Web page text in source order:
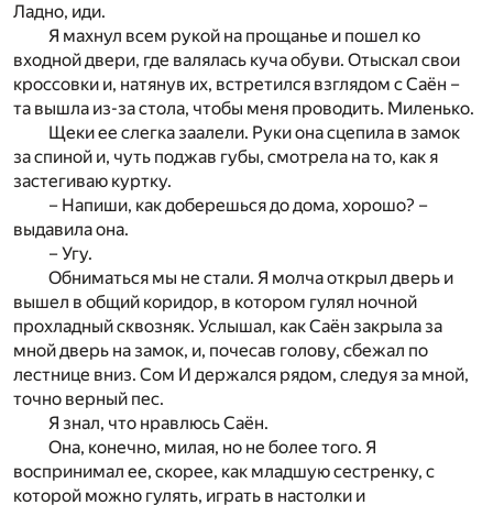
Ладно, иди.
Я махнул всем рукой на прощанье и пошел ко
входной двери, где валялась куча обуви. Отыскал свои
кроссовки и, натянув их, встретился взглядом с Саён –
та вышла из-за стола, чтобы меня проводить. Миленько.
Щеки ее слегка заалели. Руки она сцепила в замок
за спиной и, чуть поджав губы, смотрела на то, как я
застегиваю куртку.
– Напиши, как доберешься до дома, хорошо? –
выдавила она.
– Угу.
Обниматься мы не стали. Я молча открыл дверь и
вышел в общий коридор, в котором гулял ночной
прохладный сквозняк. Услышал, как Саён закрыла за
мной дверь на замок, и, почесав голову, сбежал по
лестнице вниз. Сом И держался рядом, следуя за мной,
точно верный пес.
Я знал, что нравлюсь Саён.
Она, конечно, милая, но не более того. Я
воспринимал ее, скорее, как младшую сестренку, с
которой можно гулять, играть в настолки и